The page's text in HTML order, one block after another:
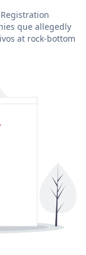
que allegedly
at rock-bottom